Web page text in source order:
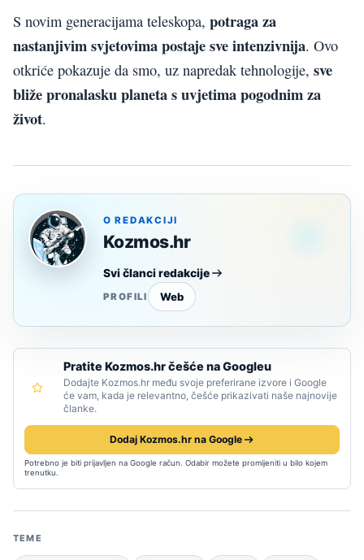
S novim generacijama teleskopa, potraga za
nastanjivim svjetovima postaje sve intenzivnija. Ovo
otkriće pokazuje da smo, uz napredak tehnologije, sve
bliže pronalasku planeta s uvjetima pogodnim za
život.
O REDAKCIJI
Kozmos.hr
Svi članci redakcije
PROFILI Web
Pratite Kozmos.hr češće na Googleu
Dodajte Kozmos.hr među svoje preferirane izvore i Google
će vam, kada je relevantno, češće prikazivati naše najnovije
članke.
Dodaj Kozmos.hr na Google
Potrebno je biti prijavljen na Google račun. Odabir možete promijeniti u bilo kojem
trenutku.
TEME